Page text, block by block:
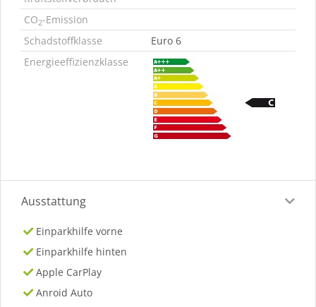
CO2-Emission
Schadstoffklasse
Euro 6
Energieeffizienzklasse
Ausstattung
Einparkhilfe vorne
Einparkhilfe hinten
Apple CarPlay
Anroid Auto